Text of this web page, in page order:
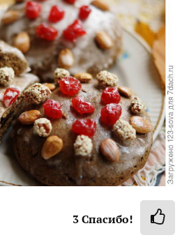
3Спасибо!